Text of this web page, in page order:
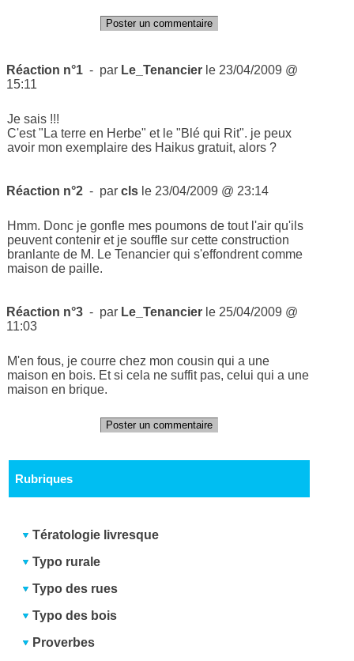
Poster un commentaire
Réaction n°1 - par Le_Tenancier le 23/04/2009 @
15:11
Je sais !!!
C'est "La terre en Herbe" et le "Blé qui Rit". je peux
avoir mon exemplaire des Haikus gratuit, alors ?
Réaction n°2 - parcls le 23/04/2009 @ 23:14
Hmm. Donc je gonfle mes poumons de tout l'air qu'ils
peuvent contenir et je souffle sur cette construction
branlante de M. Le Tenancier qui s'effondrent comme
maison de paille.
Réaction n°3 - par Le_Tenancier le 25/04/2009 @
11:03
M'en fous, je courre chez mon cousin qui a une
maison en bois. Et si cela ne suffit pas, celui qui a une
maison en brique.
Poster un commentaire
Rubriques
Tératologie livresque
Typo rurale
Typo des rues
Typo des bois
Proverbes